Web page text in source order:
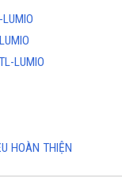
0934943033
LUMIO
HOÀN THIỆN